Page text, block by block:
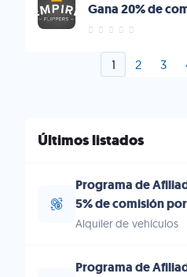
Gana 20% de
1 2 3
Últimos listados
Programa de
5% de comisión
Alquiler de vehículos
Programa de